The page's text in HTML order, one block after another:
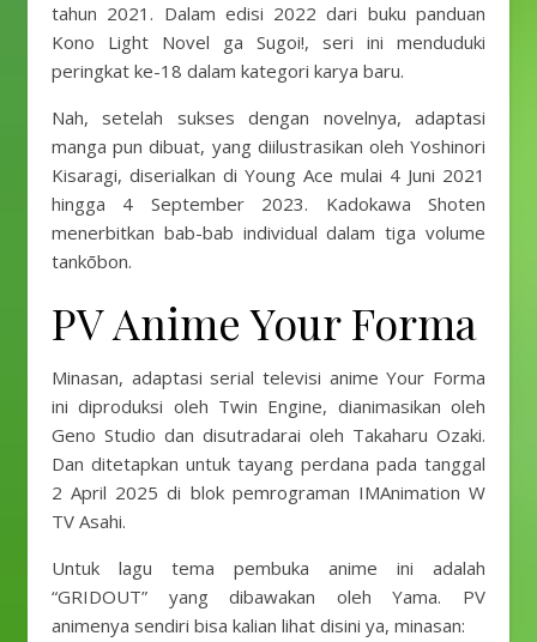
tahun 2021. Dalam edisi 2022 dari buku panduan
Kono Light Novel ga Sugoi!, seri ini menduduki
peringkat ke-18 dalam kategori karya baru.
Nah, setelah sukses dengan novelnya, adaptasi
manga pun dibuat, yang diilustrasikan oleh Yoshinori
Kisaragi, diserialkan di Young Ace mulai 4 Juni 2021
hingga 4 September 2023. Kadokawa Shoten
menerbitkan bab-bab individual dalam tiga volume
tankōbon.
PV Anime Your Forma
Minasan, adaptasi serial televisi anime Your Forma
ini diproduksi oleh Twin Engine, dianimasikan oleh
Geno Studio dan disutradarai oleh Takaharu Ozaki.
Dan ditetapkan untuk tayang perdana pada tanggal
2 April 2025 di blok pemrograman IMAnimation W
TV Asahi.
Untuk lagu tema pembuka anime ini adalah
“GRIDOUT” yang dibawakan oleh Yama. PV
animenya sendiri bisa kalian lihat disini ya, minasan: